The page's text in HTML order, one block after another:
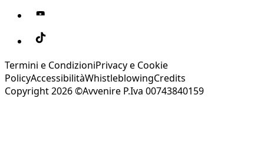
Termini e CondizioniPrivacy e Cookie
PolicyAccessibilitàWhistleblowingCredits
Copyright 2026 ©Avvenire P.Iva 00743840159